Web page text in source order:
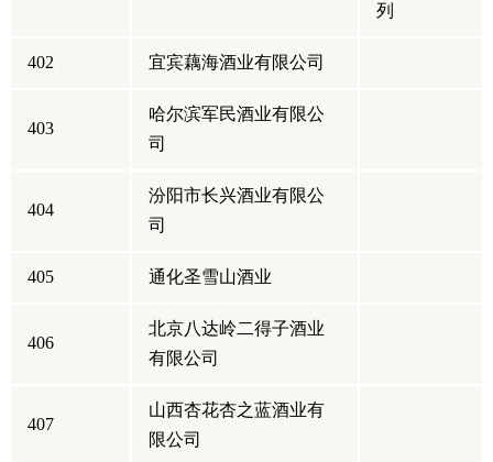
列
402 宜宾藕海酒业有限公司
403
哈尔滨军民酒业有限公
司
404
汾阳市长兴酒业有限公
司
405 通化圣雪山酒业
406
北京八达岭二得子酒业
有限公司
407
山西杏花杏之蓝酒业有
限公司